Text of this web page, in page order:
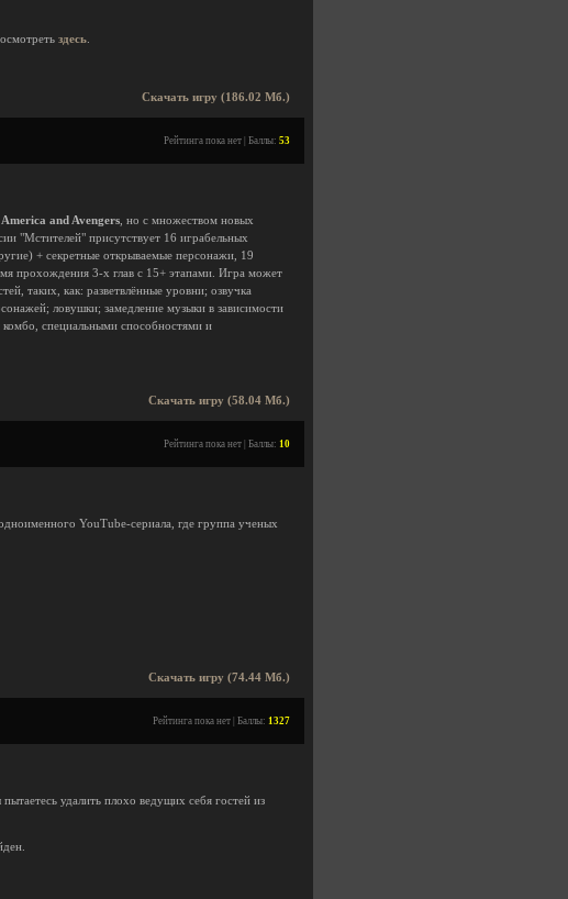
здесь
Скачать игру (186.02 Мб.)
Рейтинга пока нет | Баллы: 53
and Avengers , но с множеством новых
"Мстителей" присутствует 16 играбельных
+ секретные открываемые персонажи, 19
прохождения 3-х глав с 15+ этапами. Игра может
таких, как: разветвлённые уровни; озвучка
ловушки; замедление музыки в зависимости
специальными способностями и
Скачать игру (58.04 Мб.)
Рейтинга пока нет | Баллы: 10
YouTube-сериала, где группа ученых
Скачать игру (74.44 Мб.)
Рейтинга пока нет | Баллы: 1327
удалить плохо ведущих себя гостей из